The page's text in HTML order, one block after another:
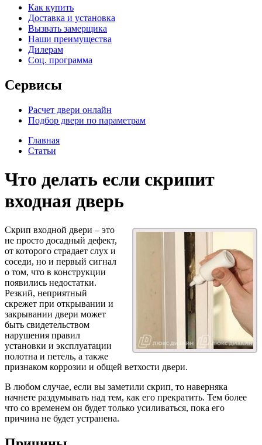
Как купить
Доставка и установка
Вызвать замерщика
Наши преимущества
Дилерам
Соц. программа
Сервисы
Расчет двери онлайн
Подбор двери по параметрам
Главная
Статьи
Что делать если скрипит
входная дверь
Скрип входной двери – это
не просто досадный дефект,
от которого страдает слух и
соседи, но и первый сигнал
о том, что в конструкции
появились недостатки.
Резкий, неприятный
скрежет при открывании и
закрывании двери может
быть свидетельством
нарушения правил
установки и эксплуатации
полотна и петель, а также
признаком коррозии и общей ветхости двери.
В любом случае, если вы заметили скрип, то наверняка
начнете раздумывать над тем, как его прекратить. Тем более
что со временем он будет только усиливаться, пока его
причина не будет устранена.